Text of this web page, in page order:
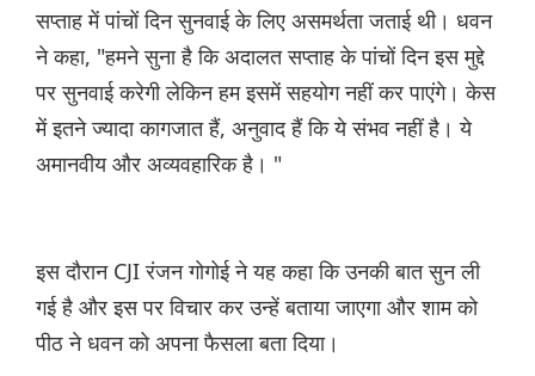
सप्ताह में पांचों दिन सुनवाई के लिए असमर्थता जताई थी। धवन
ने कहा, "हमने सुना है कि अदालत सप्ताह के पांचों दिन इस मुद्दे
पर सुनवाई करेगी लेकिन हम इसमें सहयोग नहीं कर पाएंगे। केस
में इतने ज्यादा कागजात हैं, अनुवाद हैं कि ये संभव नहीं है। ये
अमानवीय और अव्यवहारिक है। "
इस दौरान CJI रंजन गोगोई ने यह कहा कि उनकी बात सुन ली
गई है और इस पर विचार कर उन्हें बताया जाएगा और शाम को
पीठ ने धवन को अपना फैसला बता दिया।